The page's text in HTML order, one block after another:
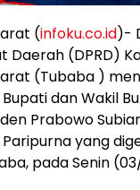
(infoku.co.id)-
Daerah (DPRD)
(Tubaba )
dan Wakil
Prabowo
yang
pada Senin